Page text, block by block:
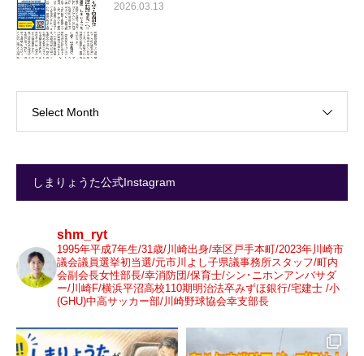
2026.03.13
Select Month
しまりょうた公式Instagram
shm_ryt
1995年平成7年生/31歳/川崎出身/幸区戸手本町/2023年川崎市
議会議員選挙初当選/元市川よし子県議事務所スタッフ/町内
会副会長女性部長/幸消防団/保育士/シン･ニホンアンバサダ
ー/川崎F/横浜平沼高校110期明治法卒みずほ銀行/宅建士 /小
(GHU)中高サッカー部/川崎野球協会幸支部長